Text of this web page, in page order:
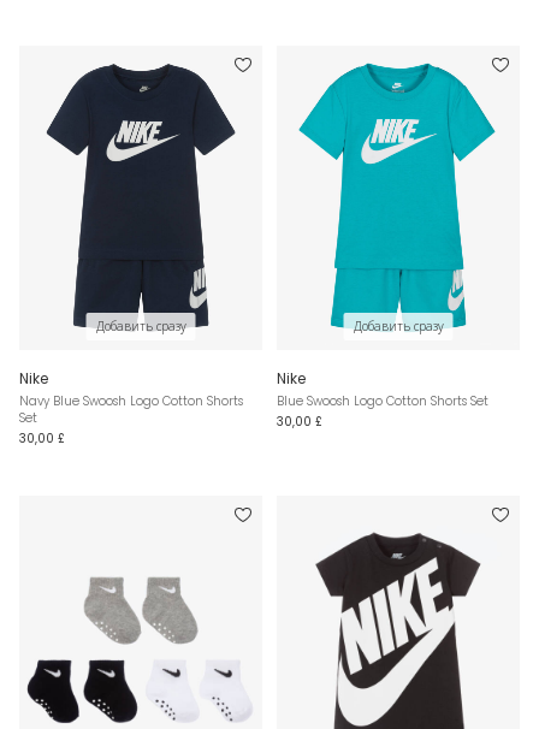
Добавить сразу
Nike
Navy Blue Swoosh Logo Cotton Shorts
Set
30,00 £
Добавить сразу
Nike
Blue Swoosh Logo Cotton Shorts Set
30,00 £